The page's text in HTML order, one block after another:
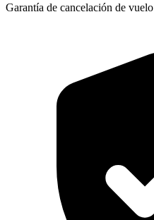
Garantía de cancelación de vuelo